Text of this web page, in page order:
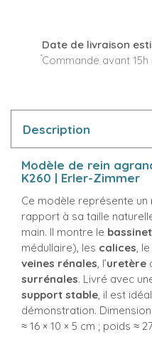
Date de livraison
*Commande avant
Description
Modèle de rein
K260 | Erler-Zimmer
Ce modèle représente un
rapport à sa taille
main. Il montre le bassinet
médullaire), les calices , le
veines rénales , l’uretère
surrénales. Livré avec
support stable , il est
démonstration.
≈ 16 × 10 × 5 cm ; poids ≈